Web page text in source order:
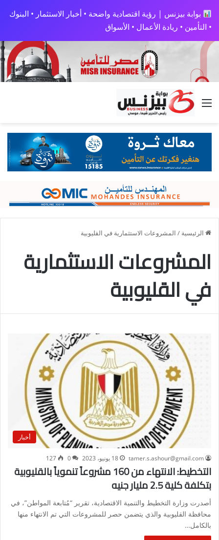
بوابة بيزنس | رؤية اقتصادية واضحة • أخبار الاستثمار • البنوك
• التأمين • ريادة الأعمال • الأسواق
القائمة
الرئيسية / المشروعات الاستثمارية في القليوبية
المشروعات الاستثمارية
في القليوبية
أخبار
tamer.s.ashour@gmail.com 18 يونيو، 2023 0
127
التخطيط: الانتهاء من 160 مشروعاً تنموياً بالقليوبية
بتكلفة كلية 2.5 مليار جنيه
أصدرت وزارة التخطيط والتنمية الاقتصادية، تقرير “مُتابعة المواطن”، في
محافظة القليوبية والذي يتضمن حصر للمشروعات التي تم الانتهاء منها
بالكامل…